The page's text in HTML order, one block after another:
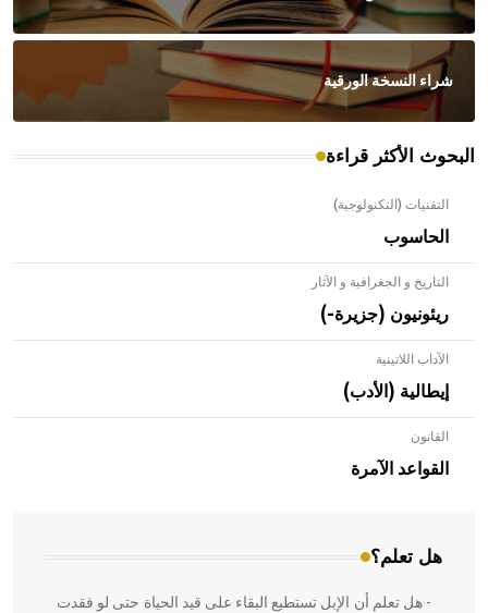
شراء النسخة الورقية
البحوث الأكثر قراءة
التقنيات (التكنولوجية)
الحاسوب
التاريخ و الجغرافية و الآثار
ريئونيون (جزيرة-)
الآداب اللاتينية
إيطالية (الأدب)
القانون
القواعد الآمرة
هل تعلم؟
- هل تعلم أن الأبلق نوع من الفنون الهندسية التي ارتبطت
بالعمارة الإسلامية في بلاد الشام ومصر خاصة، حيث يحرص
المعمار على بناء مداميكه وخاصة في الواجهات
- هل تعلم أن الإبل تستطيع البقاء على قيد الحياة حتى لو فقدت